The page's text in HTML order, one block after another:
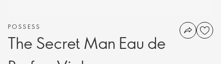
POSSESS
The Secret Man Eau de